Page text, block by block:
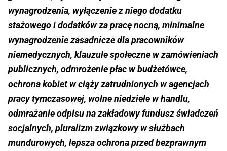
wynagrodzenia, wyłączenie z niego dodatku
stażowego i dodatków za pracę nocną, minimalne
wynagrodzenie zasadnicze dla pracowników
niemedycznych, klauzule społeczne w zamówieniach
publicznych, odmrożenie płac w budżetówce,
ochrona kobiet w ciąży zatrudnionych w agencjach
pracy tymczasowej, wolne niedziele w handlu,
odmrażanie odpisu na zakładowy fundusz świadczeń
socjalnych, pluralizm związkowy w służbach
mundurowych, lepsza ochrona przed bezprawnym